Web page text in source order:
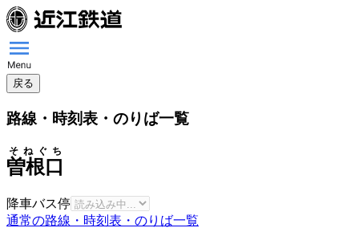
戻る
路線・時刻表・のりば一覧
曽根口
そねぐち
降車バス停
通常の路線・時刻表・のりば一覧